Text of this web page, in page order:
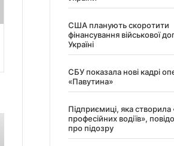
США планують скоротити
фінансування військової
Україні
СБУ показала нові кадрі
«Павутина»
Підприємиці, яка створила
професійних водіїв»,
про підозру